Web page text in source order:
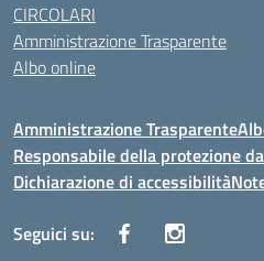
CIRCOLARI
Amministrazione Trasparente
Albo online
Amministrazione Trasparente
Responsabile della protezione
Dichiarazione di accessibilità
Seguici su: